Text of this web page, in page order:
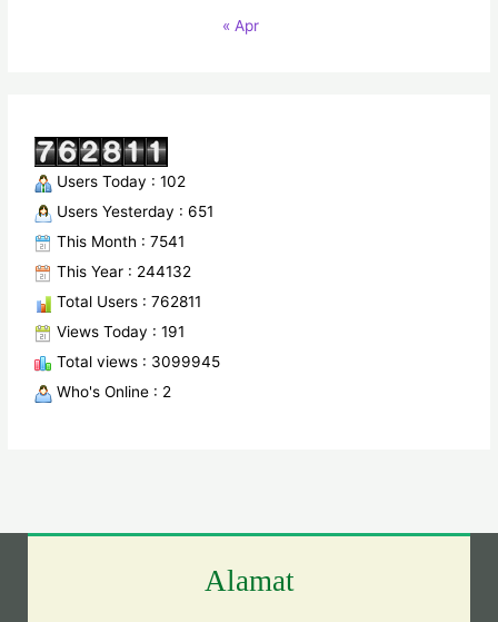
« Apr
Users Today : 102
Users Yesterday : 651
This Month : 7541
This Year : 244132
Total Users : 762811
Views Today : 191
Total views : 3099945
Who's Online : 2
Alamat